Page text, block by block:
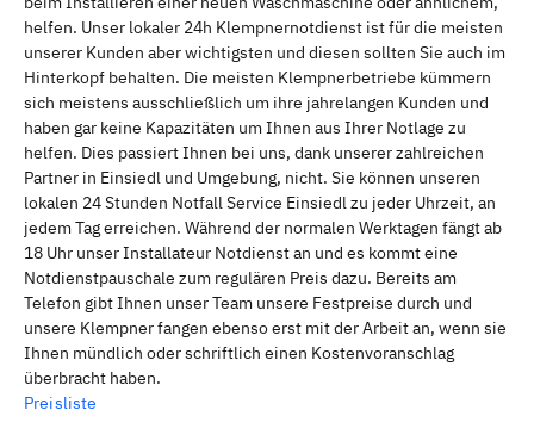
helfen. Unser lokaler 24h Klempnernotdienst ist für die meisten
unserer Kunden aber wichtigsten und diesen sollten Sie auch im
Hinterkopf behalten. Die meisten Klempnerbetriebe kümmern
sich meistens ausschließlich um ihre jahrelangen Kunden und
haben gar keine Kapazitäten um Ihnen aus Ihrer Notlage zu
helfen. Dies passiert Ihnen bei uns, dank unserer zahlreichen
Partner in Einsiedl und Umgebung, nicht. Sie können unseren
lokalen 24 Stunden Notfall Service Einsiedl zu jeder Uhrzeit, an
jedem Tag erreichen. Während der normalen Werktagen fängt ab
18 Uhr unser Installateur Notdienst an und es kommt eine
Notdienstpauschale zum regulären Preis dazu. Bereits am
Telefon gibt Ihnen unser Team unsere Festpreise durch und
unsere Klempner fangen ebenso erst mit der Arbeit an, wenn sie
Ihnen mündlich oder schriftlich einen Kostenvoranschlag
überbracht haben.
Preisliste